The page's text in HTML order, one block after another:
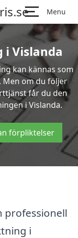
Menu
i Vislanda
kan kännas som
Men om du följer
får du den
i Vislanda.
förpliktelser
professionell
i